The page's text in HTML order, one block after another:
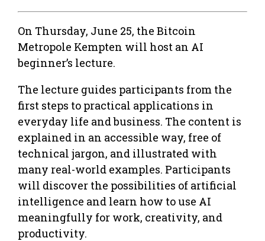
On Thursday, June 25, the Bitcoin
Metropole Kempten will host an AI
beginner’s lecture.
The lecture guides participants from the
first steps to practical applications in
everyday life and business. The content is
explained in an accessible way, free of
technical jargon, and illustrated with
many real-world examples. Participants
will discover the possibilities of artificial
intelligence and learn how to use AI
meaningfully for work, creativity, and
productivity.